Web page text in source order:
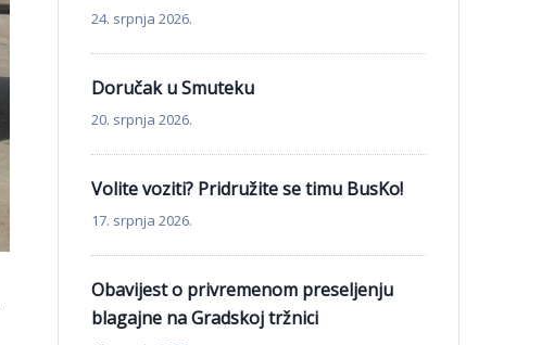
24. srpnja 2026.
Doručak u Smuteku
20. srpnja 2026.
Volite voziti? Pridružite se timu BusKo!
17. srpnja 2026.
Obavijest o privremenom preseljenju
blagajne na Gradskoj tržnici